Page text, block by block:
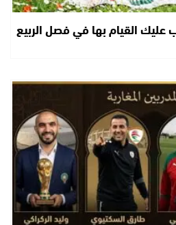
القيام بها في فصل الربيع